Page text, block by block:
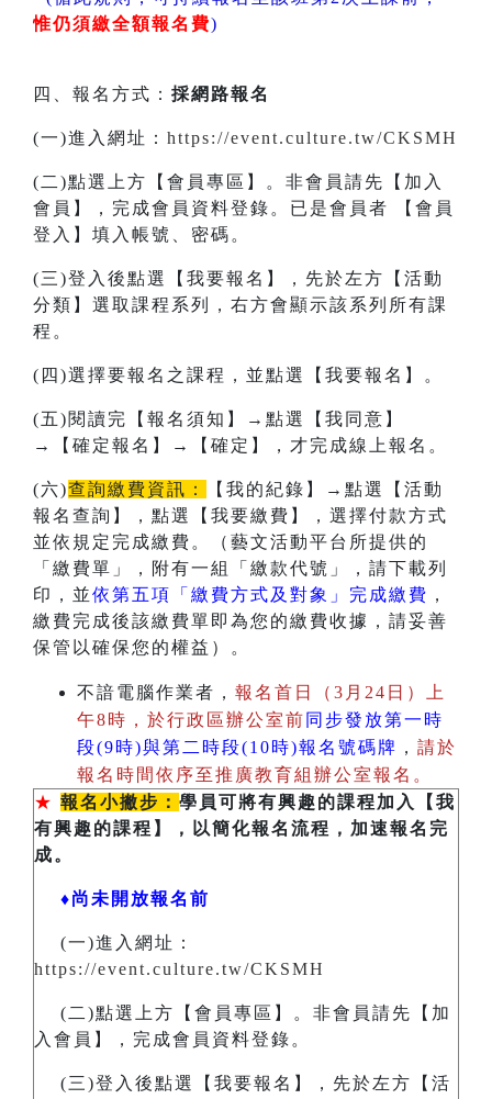
惟仍須繳全額報名費)
四、報名方式： 採網路報名
(一)進入網址： https://event.culture.tw/CKSMH
(二)點選上方【會員專區】。非會員請先【加入
會員】，完成會員資料登錄。已是會員者 【會員
登入】填入帳號、密碼。
(三)登入後點選【我要報名】，先於左方【活動
分類】選取課程系列，右方會顯示該系列所有課
程。
(四)選擇要報名之課程，並點選【我要報名】。
(五)閱讀完【報名須知】→點選【我同意】
→【確定報名】→【確定】，才完成線上報名。
(六)查詢繳費資訊：
【我的紀錄】→點選【活動
報名查詢】，點選【我要繳費】，選擇付款方式
並依規定完成繳費。（藝文活動平台所提供的
「繳費單」，附有一組「繳款代號」，請下載列
印，並依第五項「繳費方式及對象」完成繳費 ，
繳費完成後該繳費單即為您的繳費收據，請妥善
保管以確保您的權益）。
不諳電腦作業者， 報名首日（3月24日）上
午8時，於行政區辦公室前 同步發放第一時
段(9時)與第二時段(10時)報名號碼牌 ， 請於
報名時間依序至推廣教育組辦公室報名。
★ 報名小撇步： 學員可將有興趣的課程加入【我
有興趣的課程】，以簡化報名流程，加速報名完
成。
♦尚未開放報名前
(一)進入網址：
https://event.culture.tw/CKSMH
(二)點選上方【會員專區】。非會員請先【加
入會員】，完成會員資料登錄。
(三)登入後點選【我要報名】，先於左方【活